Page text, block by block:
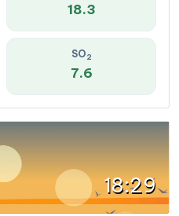
18.3
SO2
7.6
18:29